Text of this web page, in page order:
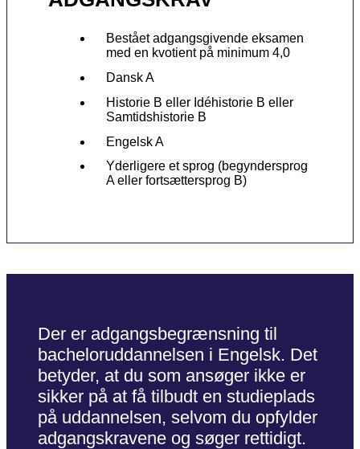
Bestået adgangsgivende eksamen
med en kvotient på minimum 4,0
Dansk A
Historie B eller Idéhistorie B eller
Samtidshistorie B
Engelsk A
Yderligere et sprog (begyndersprog
A eller fortsættersprog B)
Der er adgangsbegrænsning til
bacheloruddannelsen i Engelsk. Det
betyder, at du som ansøger ikke er
sikker på at få tilbudt en studieplads
på uddannelsen, selvom du opfylder
adgangskravene og søger rettidigt.